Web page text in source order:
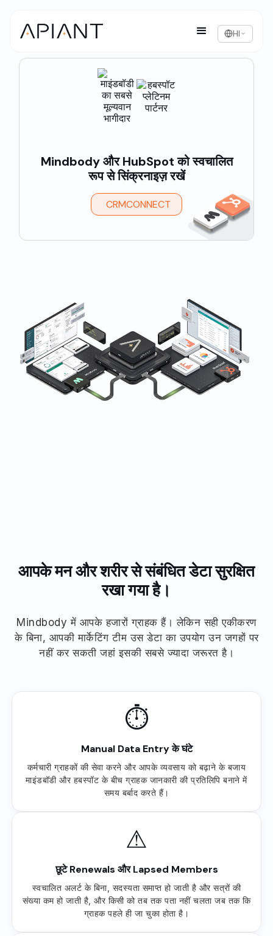
HI
Mindbody और HubSpot को स्वचालित
रूप से सिंक्रनाइज़ रखें
CRMCONNECT
आपके मन और शरीर से संबंधित डेटा सुरक्षित
रखा गया है।
Mindbody में आपके हजारों ग्राहक हैं। लेकिन सही एकीकरण
के बिना, आपकी मार्केटिंग टीम उस डेटा का उपयोग उन जगहों पर
नहीं कर सकती जहां इसकी सबसे ज्यादा जरूरत है।
⏱
Manual Data Entry के घंटे
कर्मचारी ग्राहकों की सेवा करने और आपके व्यवसाय को बढ़ाने के बजाय
माइंडबॉडी और हबस्पॉट के बीच ग्राहक जानकारी की प्रतिलिपि बनाने में
समय बर्बाद करते हैं।
⚠
छूटे Renewals और Lapsed Members
स्वचालित अलर्ट के बिना, सदस्यता समाप्त हो जाती है और सत्रों की
संख्या कम हो जाती है, और किसी को तब तक पता नहीं चलता जब तक कि
ग्राहक पहले ही जा चुका होता है।